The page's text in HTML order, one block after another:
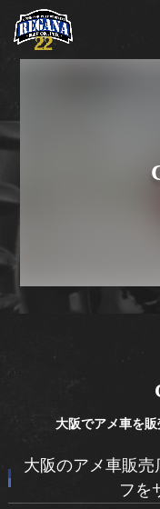
大阪でアメ車を
大阪のアメ車販売
フを